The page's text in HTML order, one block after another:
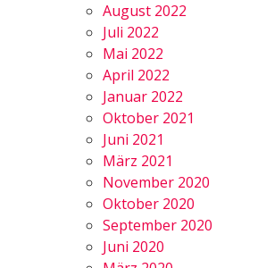
August 2022
Juli 2022
Mai 2022
April 2022
Januar 2022
Oktober 2021
Juni 2021
März 2021
November 2020
Oktober 2020
September 2020
Juni 2020